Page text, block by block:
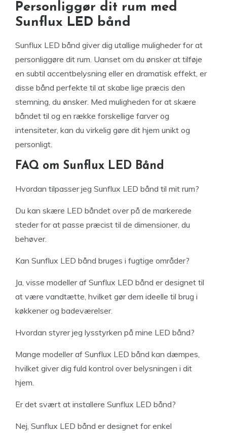
Personliggør dit rum med
Sunflux LED bånd
Sunflux LED bånd giver dig utallige muligheder for at
personliggøre dit rum. Uanset om du ønsker at tilføje
en subtil accentbelysning eller en dramatisk effekt, er
disse bånd perfekte til at skabe lige præcis den
stemning, du ønsker. Med muligheden for at skære
båndet til og en række forskellige farver og
intensiteter, kan du virkelig gøre dit hjem unikt og
personligt.
FAQ om Sunflux LED Bånd
Hvordan tilpasser jeg Sunflux LED bånd til mit rum?
Du kan skære LED båndet over på de markerede
steder for at passe præcist til de dimensioner, du
behøver.
Kan Sunflux LED bånd bruges i fugtige områder?
Ja, visse modeller af Sunflux LED bånd er designet til
at være vandtætte, hvilket gør dem ideelle til brug i
køkkener og badeværelser.
Hvordan styrer jeg lysstyrken på mine LED bånd?
Mange modeller af Sunflux LED bånd kan dæmpes,
hvilket giver dig fuld kontrol over belysningen i dit
hjem.
Er det svært at installere Sunflux LED bånd?
Nej, Sunflux LED bånd er designet for enkel